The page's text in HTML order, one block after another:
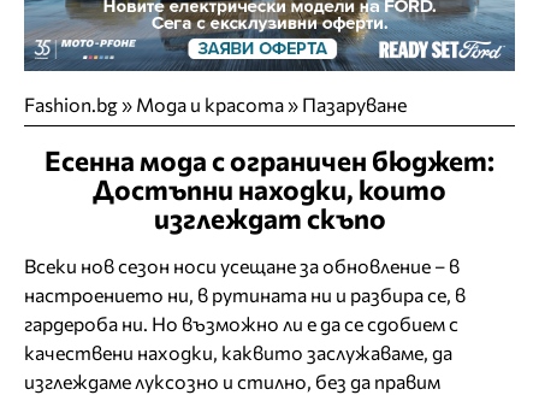
Fashion.bg» Мода и красота» Пазаруване
Есенна мода с ограничен бюджет:
Достъпни находки, които
изглеждат скъпо
Всеки нов сезон носи усещане за обновление – в
настроението ни, в рутината ни и разбира се, в
гардероба ни. Но възможно ли е да се сдобием с
качествени находки, каквито заслужаваме, да
изглеждаме луксозно и стилно, без да правим